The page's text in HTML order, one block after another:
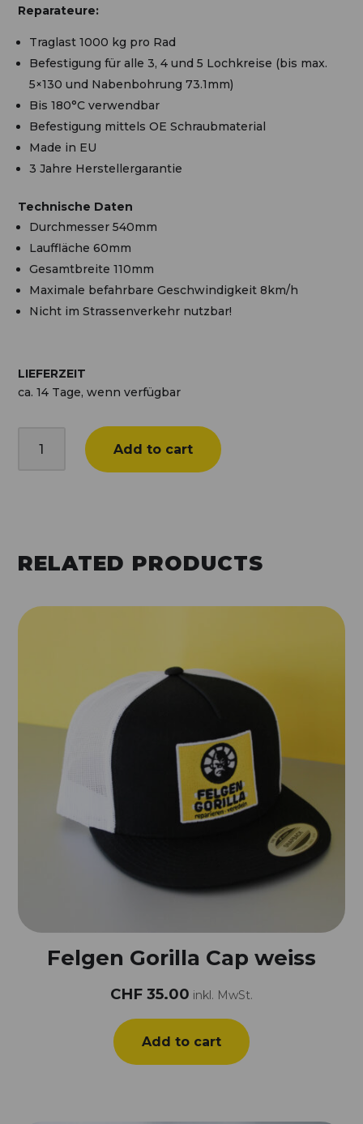
Reparateure:
Traglast 1000 kg pro Rad
Befestigung für alle 3, 4 und 5 Lochkreise (bis max.
5×130 und Nabenbohrung 73.1mm)
Bis 180°C verwendbar
Befestigung mittels OE Schraubmaterial
Made in EU
3 Jahre Herstellergarantie
Technische Daten
Durchmesser 540mm
Lauffläche 60mm
Gesamtbreite 110mm
Maximale befahrbare Geschwindigkeit 8km/h
Nicht im Strassenverkehr nutzbar!
LIEFERZEIT
ca. 14 Tage, wenn verfügbar
Gorilla
Add to cart
RELATED PRODUCTS
Felgen Gorilla Cap weiss
CHF 35.00 inkl. MwSt.
Add to cart